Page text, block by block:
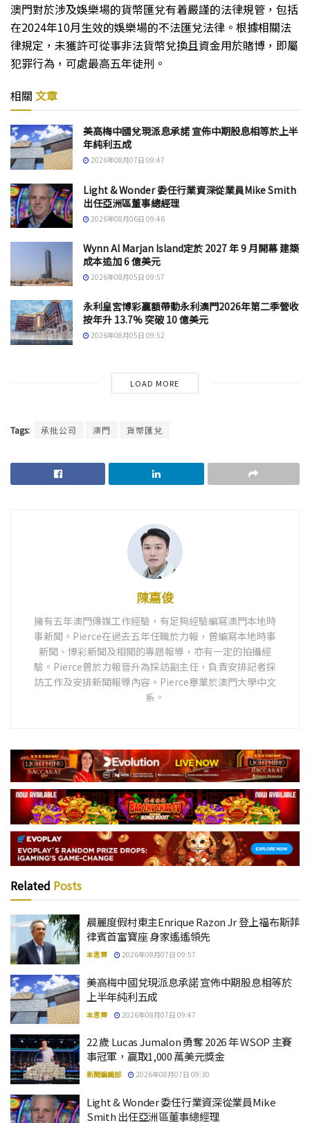
澳門對於涉及娛樂場的貨幣匯兌有着嚴謹的法律規管，包括
在2024年10月生效的娛樂場的不法匯兌法律。根據相關法
律規定，未獲許可從事非法貨幣兌換且資金用於賭博，即屬
犯罪行為，可處最高五年徒刑。
相關 文章
美高梅中國兌現派息承諾 宣佈中期股息相等於上半
年純利五成
2026年08月07日 09:47
Light & Wonder 委任行業資深從業員Mike Smith
出任亞洲區董事總經理
2026年08月06日 09:46
Wynn Al Marjan Island定於 2027 年 9 月開幕 建築
成本追加 6 億美元
2026年08月05日 09:57
永利皇宮博彩贏額帶動永利澳門2026年第二季營收
按年升 13.7% 突破 10 億美元
2026年08月05日 09:52
LOAD MORE
Tags: 承批公司 澳門 貨幣匯兌
陳嘉俊
擁有五年澳門傳媒工作經驗，有足夠經驗編寫澳門本地時
事新聞。Pierce在過去五年任職於力報，曾編寫本地時事
新聞、博彩新聞及相關的專題報導，亦有一定的拍攝經
驗。Pierce曾於力報晉升為採訪副主任，負責安排記者採
訪工作及安排新聞報導內容。Pierce畢業於澳門大學中文
系。
Related Posts
晨麗度假村東主Enrique Razon Jr 登上福布斯菲
律賓首富寶座 身家遙遙領先
本思齊 2026年08月07日 09:57
美高梅中國兌現派息承諾 宣佈中期股息相等於
上半年純利五成
本思齊 2026年08月07日 09:47
22 歲 Lucas Jumalon 勇奪 2026 年 WSOP 主賽
事冠軍，贏取1,000 萬美元獎金
新聞編輯部 2026年08月07日 09:30
Light & Wonder 委任行業資深從業員Mike
Smith 出任亞洲區董事總經理